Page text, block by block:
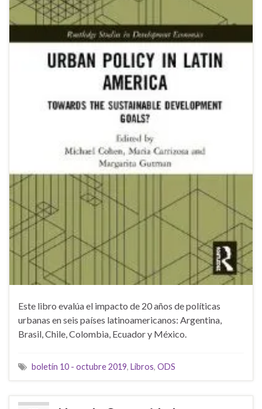
Este libro evalúa el impacto de 20 años de políticas
urbanas en seis países latinoamericanos: Argentina,
Brasil, Chile, Colombia, Ecuador y México.
boletín 10 - octubre 2019, Libros, ODS